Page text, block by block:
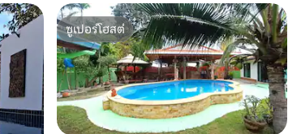
ซูเปอร์โฮสต์
ซูเปอร์โฮสต์